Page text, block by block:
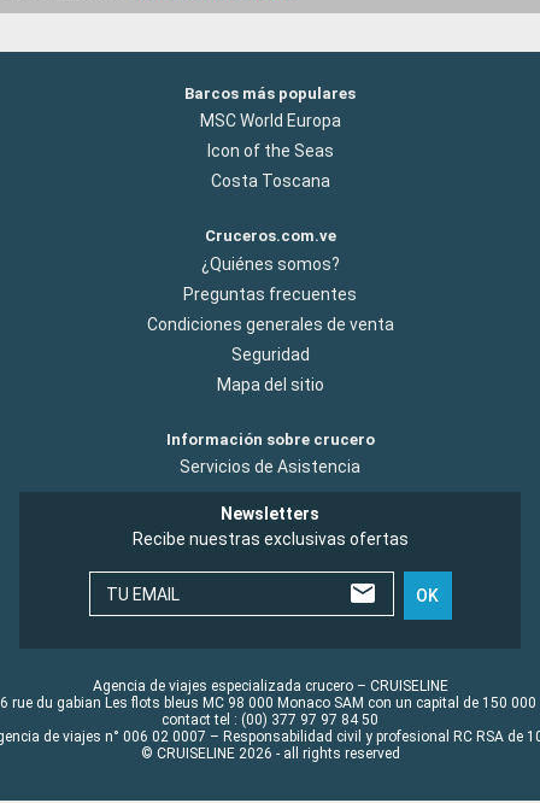
Barcos más populares
MSC World Europa
Icon of the Seas
Costa Toscana
Cruceros.com.ve
¿Quiénes somos?
Preguntas frecuentes
Condiciones generales de venta
Seguridad
Mapa del sitio
Información sobre crucero
Servicios de Asistencia
Newsletters
Recibe nuestras exclusivas ofertas
TU EMAIL OK
Agencia de viajes especializada crucero – CRUISELINE
rue du gabian Les flots bleus MC 98 000 Monaco SAM con un capital de 150 000
contact tel : (00) 377 97 97 84 50
de viajes n° 006 02 0007 – Responsabilidad civil y profesional RC RSA de
© CRUISELINE 2026 - all rights reserved